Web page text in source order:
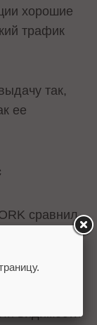
хорошие
трафик
так,
ее
сравнил
и
источника.
видимости